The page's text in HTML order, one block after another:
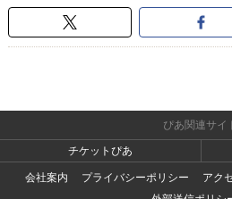
ぴあ関連サイ
チケットぴあ
会社案内
プライバシーポリシー
アク